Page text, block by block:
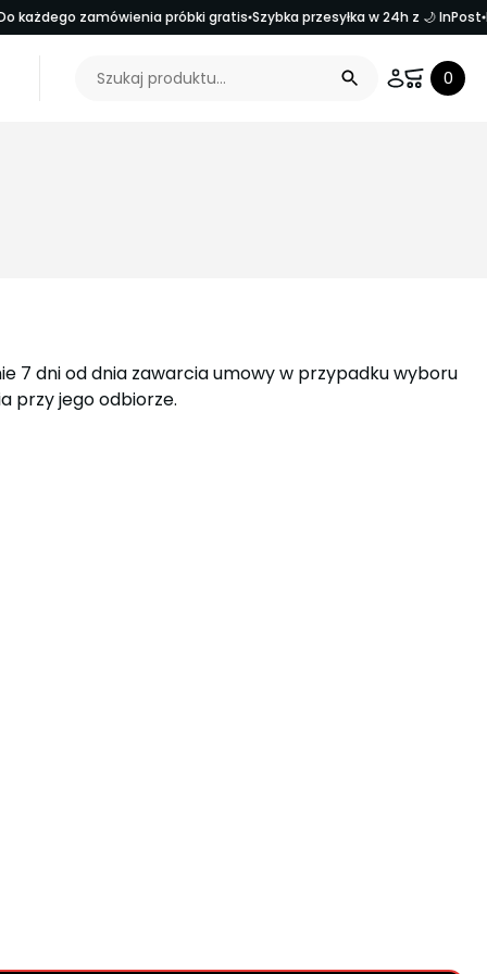
każdego zamówienia próbki gratis Szybka przesyłka w 24h z 🌙 InPost
for: 0
7 dni od dnia zawarcia umowy w przypadku wyboru
przy jego odbiorze.